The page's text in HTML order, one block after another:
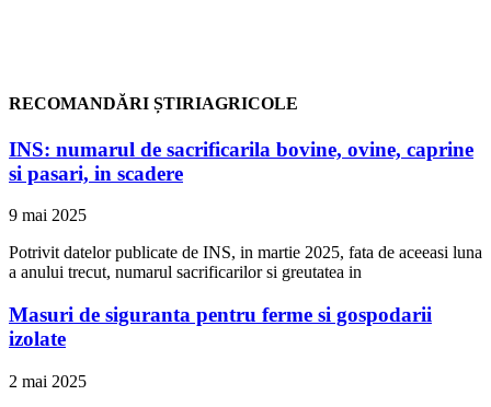
RECOMANDĂRI ȘTIRIAGRICOLE
INS: numarul de sacrificarila bovine, ovine, caprine
si pasari, in scadere
9 mai 2025
Potrivit datelor publicate de INS, in martie 2025, fata de aceeasi luna
a anului trecut, numarul sacrificarilor si greutatea in
Masuri de siguranta pentru ferme si gospodarii
izolate
2 mai 2025